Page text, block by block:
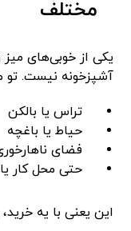
مختلف
یکی از خوبی‌های
آشپزخونه نیست. تو
تراس یا بالکن
حیاط یا باغچه
فضای
حتی محل کار
این یعنی با یه